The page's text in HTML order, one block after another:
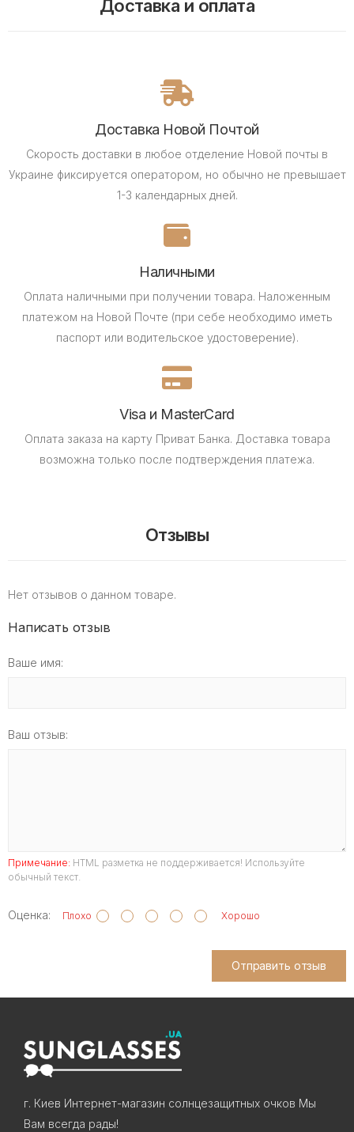
Доставка и оплата
Доставка Новой Почтой
Скорость доставки в любое отделение Новой почты в
Украине фиксируется оператором, но обычно не превышает
1-3 календарных дней.
Наличными
Оплата наличными при получении товара. Наложенным
платежом на Новой Почте (при себе необходимо иметь
паспорт или водительское удостоверение).
Visa и MasterCard
Оплата заказа на карту Приват Банка. Доставка товара
возможна только после подтверждения платежа.
Отзывы
Нет отзывов о данном товаре.
Написать отзыв
Ваше имя:
Ваш отзыв:
Примечание: HTML разметка не поддерживается! Используйте
обычный текст.
Оценка: Плохо Хорошо
Отправить отзыв
г. Киев Интернет-магазин солнцезащитных очков Мы
Вам всегда рады!